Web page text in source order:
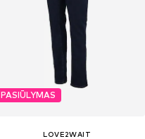
PASIŪLYMAS
LOVE2WAIT